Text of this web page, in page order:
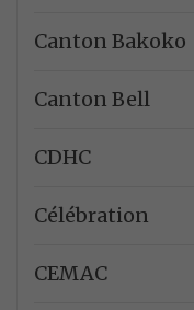
Canton Bakoko
Canton Bell
CDHC
Célébration
CEMAC